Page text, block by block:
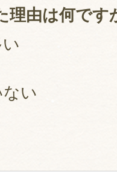
理由は何です
い